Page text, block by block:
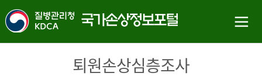
퇴원손상심층조사